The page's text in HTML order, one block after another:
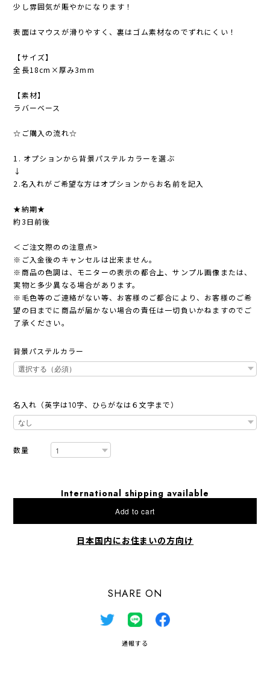
少し雰囲気が賑やかになります！
表面はマウスが滑りやすく、裏はゴム素材なのでずれにくい！
【サイズ】
全長18cm×厚み3mm
【素材】
ラバーベース
☆ご購入の流れ☆
1. オプションから背景パステルカラーを選ぶ
↓
2.名入れがご希望な方はオプションからお名前を記入
★納期★
約3日前後
＜ご注文際のの注意点>
※ご入金後のキャンセルは出来ません。
※商品の色調は、モニターの表示の都合上、サンプル画像または、
実物と多少異なる場合があります。
※毛色等のご連絡がない等、お客様のご都合により、お客様のご希
望の日までに商品が届かない場合の責任は一切負いかねますのでご
了承ください。
背景パステルカラー
名入れ（英字は10字、ひらがなは６文字まで）
数量
International shipping available
Add to cart
日本国内にお住まいの方向け
SHARE ON
通報する